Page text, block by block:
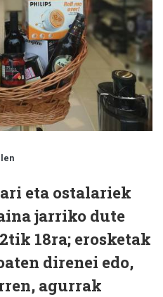
eta ostalariek
jarriko dute
18ra; erosketak
direnei edo,
agurrak